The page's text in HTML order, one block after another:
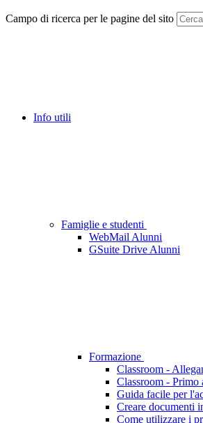
Campo di ricerca per le pagine del sito
Info utili
Famiglie e studenti
WebMail Alunni
GSuite Drive Alunni
Formazione
Classroom -
Classroom - Primo
Guida facile per
Creare documenti
Come utilizzare i